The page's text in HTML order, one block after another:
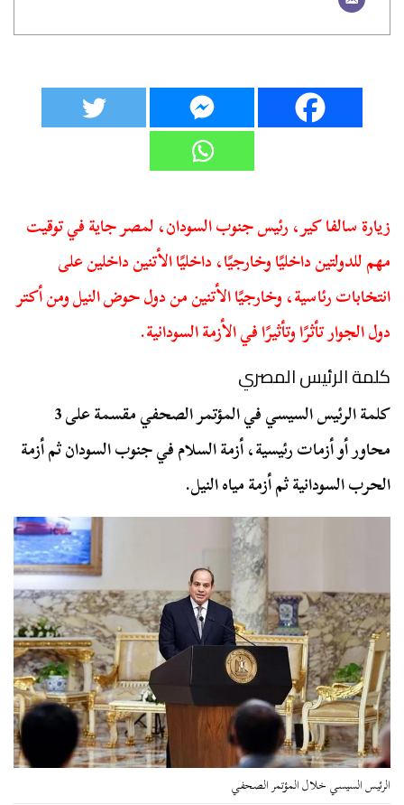
زيارة سالفا كير، رئيس جنوب السودان، لمصر جاية في توقيت
مهم للدولتين داخليًا وخارجيًا، داخليًا الأتنين داخلين على
انتخابات رئاسية، وخارجيًا الأتنين من دول حوض النيل ومن أكتر
دول الجوار تأثرًا وتأثيرًا في الأزمة السودانية.
كلمة الرئيس المصري
كلمة الرئيس السيسي في المؤتمر الصحفي مقسمة على 3
محاور أو أزمات رئيسية، أزمة السلام في جنوب السودان ثم أزمة
الحرب السودانية ثم أزمة مياه النيل.
الرئيس السيسي خلال المؤتمر الصحفي